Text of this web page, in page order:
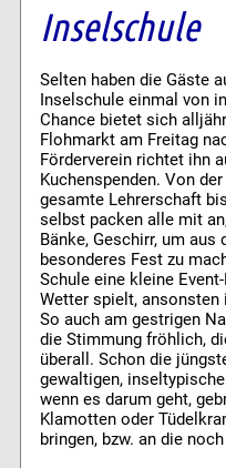
Inselschule
Selten haben die Gäste
Inselschule einmal von
Chance bietet sich
Flohmarkt am Freitag
Förderverein richtet ihn
Kuchenspenden. Von
gesamte Lehrerschaft
selbst packen alle mit
Bänke, Geschirr, um
besonderes Fest zu
Schule eine kleine
Wetter spielt,
So auch am gestrigen
die Stimmung fröhlich,
überall. Schon die
gewaltigen,
wenn es darum geht,
Klamotten oder
bringen, bzw. an die